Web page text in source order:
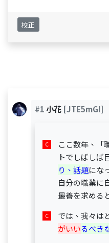
校正
#1 小花 [JTE5mGI]
ここ数年、「
トでしばしば
り、話題にな
自分の職業に
最善を求める
では、我々は
がいいるべき